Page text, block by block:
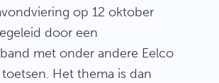
op 12 oktober
door een
met onder andere Eelco
Het thema is dan